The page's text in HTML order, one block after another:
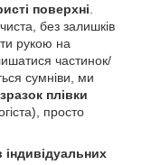
поверхні
без залишків
рукою на
частинок/
сумніви, ми
плівки
просто